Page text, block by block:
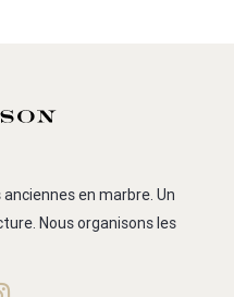
en marbre. Un
Nous organisons les